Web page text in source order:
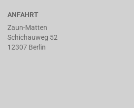
ANFAHRT
Zaun-Matten
Schichauweg 52
12307 Berlin